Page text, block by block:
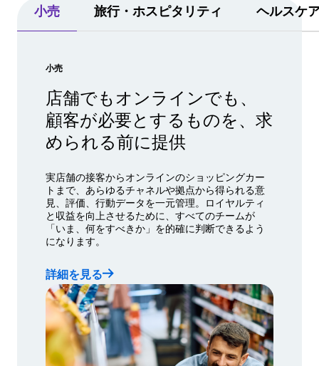
小売 旅行・ホスピタリティ ヘルスケ
小売
店舗でもオンラインでも、
顧客が必要とするものを、求
められる前に提供
実店舗の接客からオンラインのショッピングカー
トまで、あらゆるチャネルや拠点から得られる意
見、評価、行動データを一元管理。ロイヤルティ
と収益を向上させるために、すべてのチームが
「いま、何をすべきか」を的確に判断できるよう
になります。
詳細を見る